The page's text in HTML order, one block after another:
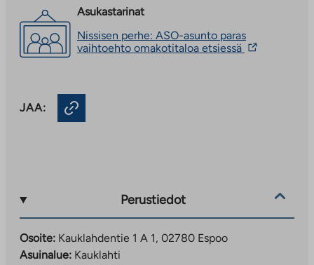
aukeaa
uuteen
Asukastarinat
Nissisen perhe: ASO-asunto paras
vaihtoehto omakotitaloa etsiessä Linkki
JAA:
Perustiedot
Osoite: Kauklahdentie 1 A 1, 02780 Espoo
Asuinalue: Kauklahti